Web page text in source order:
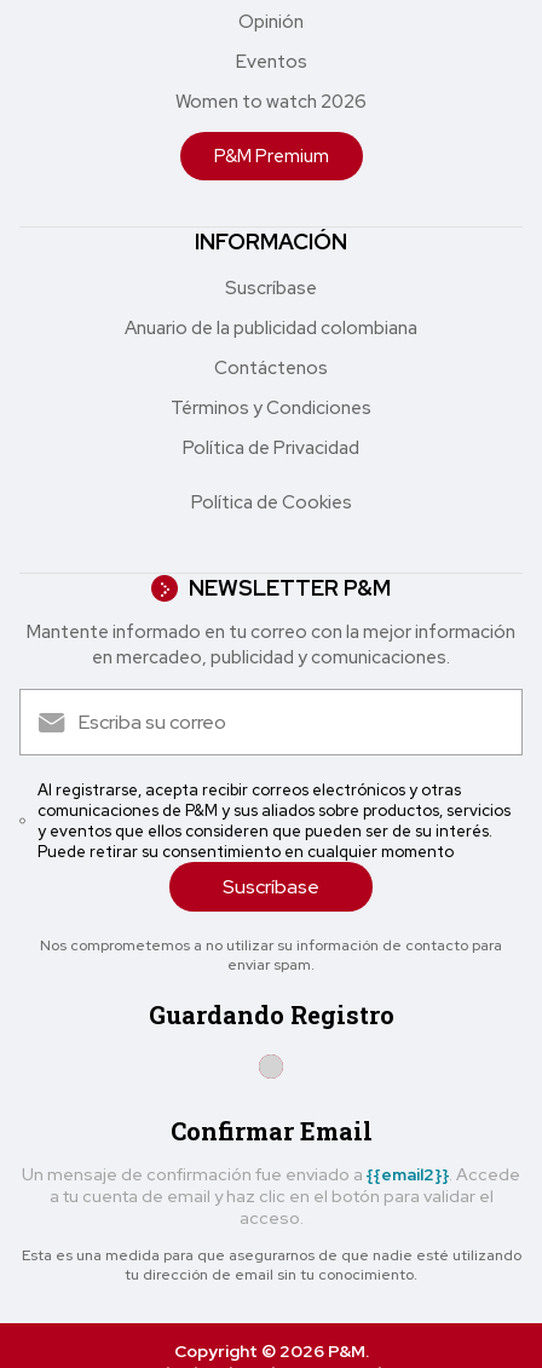
Opinión
Eventos
Women to watch 2026
P&M Premium
INFORMACIÓN
Suscríbase
Anuario de la publicidad colombiana
Contáctenos
Términos y Condiciones
Política de Privacidad
Política de Cookies
NEWSLETTER P&M
Mantente informado en tu correo con la mejor in formación
en mercadeo, publicidad y comunicaciones.
Al registrarse, acepta recibir correos electrónicos y otras
comunicaciones de P&M y sus aliados sobre productos, servicios
y eventos que ellos consideren que pueden ser de su interés.
Puede retirar su consentimiento en cualquier momento
Suscríbase
Nos comprometemos a no utilizar su información de contacto para
enviar spam.
Guardando Registro
Confirmar Email
Un mensaje de confirmación fue enviado a {{email2}}. Accede
a tu cuenta de email y haz clic en el botón para validar el
acceso.
Esta es una medida para que asegurarnos de que nadie esté utilizando
tu dirección de email sin tu conocimiento.
Copyright © 2026 P&M.